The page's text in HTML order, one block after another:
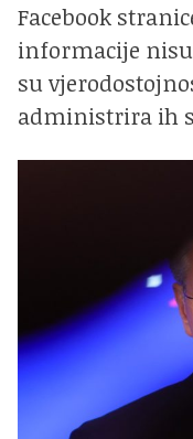
Facebook
informacije
su
administrira ih